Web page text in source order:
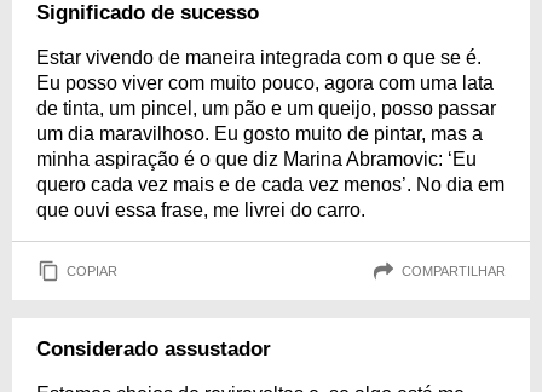
Significado de sucesso
Estar vivendo de maneira integrada com o que se é.
Eu posso viver com muito pouco, agora com uma lata
de tinta, um pincel, um pão e um queijo, posso passar
um dia maravilhoso. Eu gosto muito de pintar, mas a
minha aspiração é o que diz Marina Abramovic: ‘Eu
quero cada vez mais e de cada vez menos’. No dia em
que ouvi essa frase, me livrei do carro.
COPIAR COMPARTILHAR
Considerado assustador